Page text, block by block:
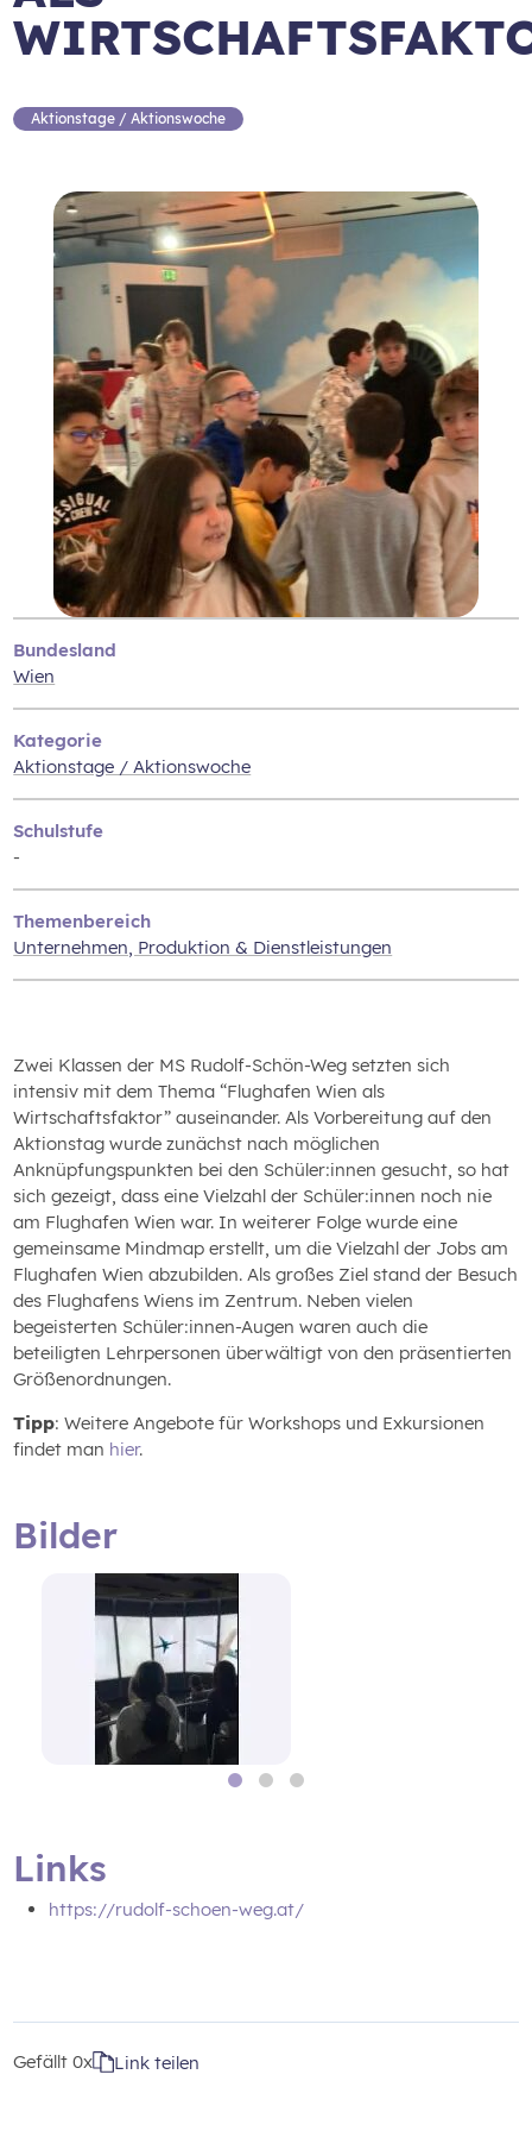
Aktionstage / Aktionswoche
Bundesland
Wien
Kategorie
Aktionstage / Aktionswoche
Schulstufe
-
Themenbereich
Unternehmen‚ Produktion & Dienstleistungen
Zwei Klassen der MS Rudolf-Schön-Weg setzten sich
intensiv mit dem Thema “Flughafen Wien als
Wirtschaftsfaktor” auseinander. Als Vorbereitung auf den
Aktionstag wurde zunächst nach möglichen
Anknüpfungspunkten bei den Schüler:innen gesucht, so hat
sich gezeigt, dass eine Vielzahl der Schüler:innen noch nie
am Flughafen Wien war. In weiterer Folge wurde eine
gemeinsame Mindmap erstellt, um die Vielzahl der Jobs am
Flughafen Wien abzubilden. Als großes Ziel stand der Besuch
des Flughafens Wiens im Zentrum. Neben vielen
begeisterten Schüler:innen-Augen waren auch die
beteiligten Lehrpersonen überwältigt von den präsentierten
Größenordnungen.
Tipp: Weitere Angebote für Workshops und Exkursionen
findet man hier.
Bilder
Links
https://rudolf-schoen-weg.at/
Gefällt0x Link teilen